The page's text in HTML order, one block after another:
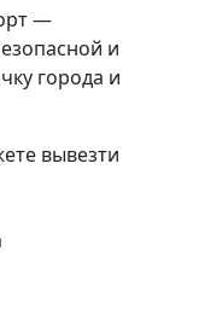
—
и
города и
вывезти